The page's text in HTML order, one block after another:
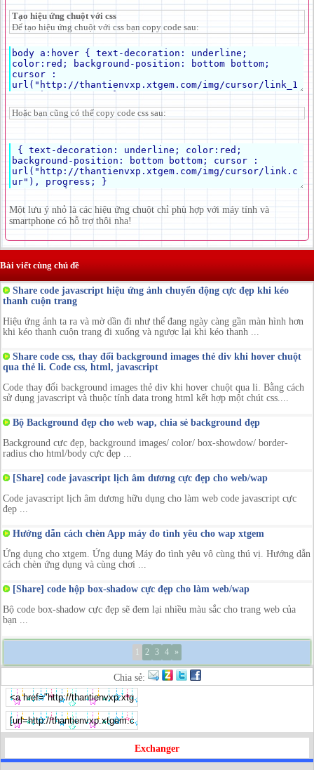
Tạo hiệu ứng chuột với css
Để tạo hiệu ứng chuột với css bạn copy code sau:
Hoặc bạn cũng có thể copy code css sau:
Một lưu ý nhỏ là các hiệu ứng chuột chỉ phù hợp với máy tính và
smartphone có hỗ trợ thôi nha!
Bài viết cùng chủ đề
Share code javascript hiệu ứng ảnh chuyển động cực đẹp khi kéo
thanh cuộn trang
Hiệu ứng ảnh ta ra và mờ dần đi như thể đang ngày càng gần màn hình hơn
khi kéo thanh cuộn trang đi xuống và ngược lại khi kéo thanh ...
Share code css, thay đổi background images thẻ div khi hover chuột
qua thẻ li. Code css, html, javascript
Code thay đổi background images thẻ div khi hover chuột qua li. Bằng cách
sử dụng javascript và thuộc tính data trong html kết hợp một chút css....
Bộ Background đẹp cho web wap, chia sẻ background đẹp
Background cực đẹp, background images/ color/ box-showdow/ border-
radius cho html/body cực đẹp ...
[Share] code javascript lịch âm dương cực đẹp cho web/wap
Code javascript lịch âm dương hữu dụng cho làm web code javascript cực
đẹp ...
Hướng dẫn cách chèn App máy đo tình yêu cho wap xtgem
Ứng dụng cho xtgem. Ứng dụng Máy đo tình yêu vô cùng thú vị. Hướng dẫn
cách chèn ứng dụng và cùng chơi ...
[Share] code hộp box-shadow cực đẹp cho làm web/wap
Bộ code box-shadow cực đẹp sẽ đem lại nhiều màu sắc cho trang web của
bạn ...
1 2 3 4 »
Chia sẻ:
Exchanger